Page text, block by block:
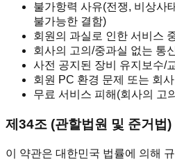
불가항력 사유(전쟁, 비상사
불가능한 결함)
회원의 과실로 인한 서비스
회사의 고의/중과실 없는 통
사전 공지된 장비 유지보수/
회원 PC 환경 문제 또는 회
무료 서비스 피해(회사의 고
제34조 (관할법원 및 준거법)
이 약관은 대한민국 법률에 의해